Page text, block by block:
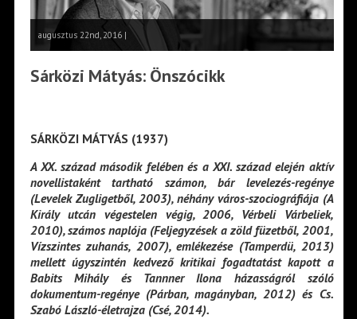
augusztus 22nd, 2016 |
Sárközi Mátyás: Önszócikk
SÁRKÖZI MÁTYÁS (1937)
A XX. század második felében és a XXI. század elején aktív
novellistaként tartható számon, bár levelezés-regénye
(Levelek Zugligetből, 2003), néhány város-szociográfiája (A
Király utcán végestelen végig, 2006, Vérbeli Várbeliek,
2010), számos naplója (Feljegyzések a zöld füzetből, 2001,
Vízszintes zuhanás, 2007), emlékezése (Tamperdü, 2013)
mellett úgyszintén kedvező kritikai fogadtatást kapott a
Babits Mihály és Tannner Ilona házasságról szóló
dokumentum-regénye (Párban, magányban, 2012) és Cs.
Szabó László-életrajza (Csé, 2014).